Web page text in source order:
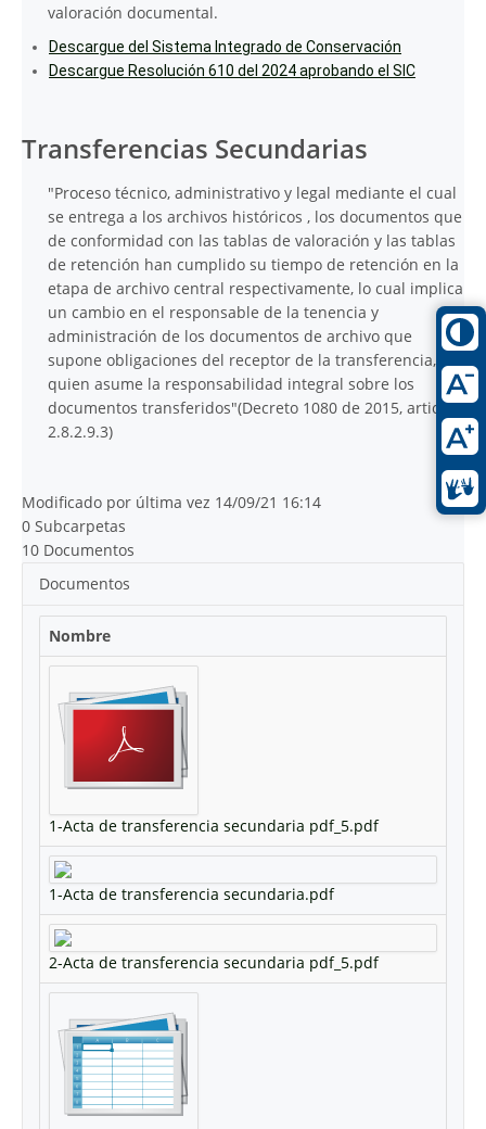
valoración documental.
Descargue del Sistema Integrado de Conservación
Descargue Resolución 610 del 2024 aprobando el SIC
Transferencias Secundarias
"Proceso técnico, administrativo y legal mediante el cual
se entrega a los archivos históricos , los documentos que
de conformidad con las tablas de valoración y las tablas
de retención han cumplido su tiempo de retención en la
etapa de archivo central respectivamente, lo cual implica
un cambio en el responsable de la tenencia y
administración de los documentos de archivo que
supone obligaciones del receptor de la transferencia,
quien asume la responsabilidad integral sobre los
documentos transferidos"(Decreto 1080 de 2015, articulo
2.8.2.9.3)
Modificado por última vez 14/09/21 16:14
0 Subcarpetas
10 Documentos
Documentos
Nombre
1-Acta de transferencia secundaria pdf_5.pdf
1-Acta de transferencia secundaria.pdf
2-Acta de transferencia secundaria pdf_5.pdf